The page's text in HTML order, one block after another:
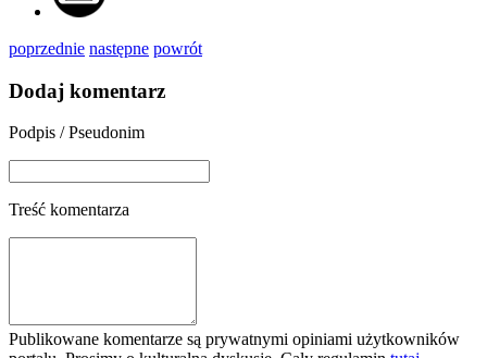
poprzednie następne powrót
Dodaj komentarz
Podpis / Pseudonim
Treść komentarza
Publikowane komentarze są prywatnymi opiniami użytkowników